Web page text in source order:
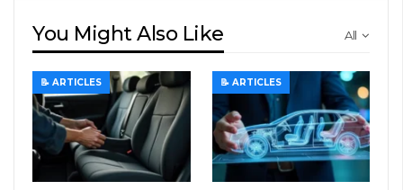
All
You Might Also Like
📝 ARTICLES 📝 ARTICLES